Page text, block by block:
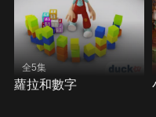
全5集
蘿拉和數字